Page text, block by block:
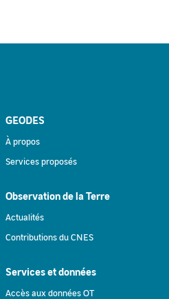
GEODES
À propos
Services proposés
Observation de la Terre
Actualités
Contributions du CNES
Services et données
Accès aux données OT